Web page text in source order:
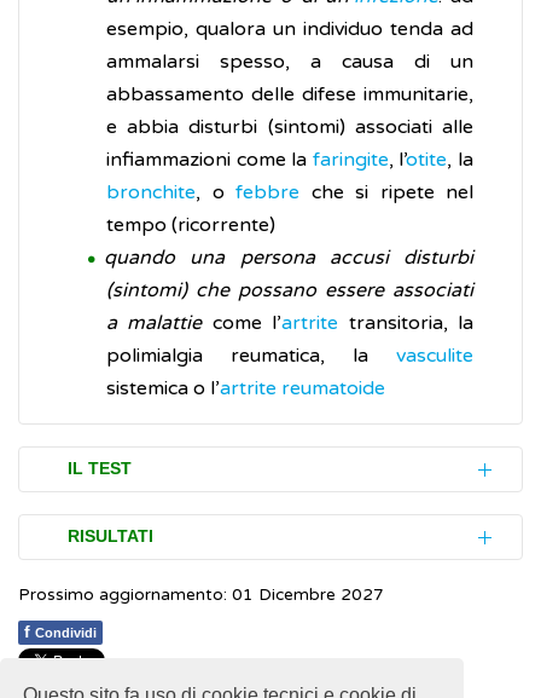
esempio, qualora un individuo tenda ad
ammalarsi spesso, a causa di un
abbassamento delle difese immunitarie,
e abbia disturbi (sintomi) associati alle
infiammazioni come la faringite, l’otite, la
bronchite, o febbre che si ripete nel
tempo (ricorrente)
quando una persona accusi disturbi
(sintomi) che possano essere associati
a malattiecome l’artrite transitoria, la
polimialgia reumatica, la vasculite
sistemica o l’artrite reumatoide
IL TEST
La VES è un esame molto semplice, non ha
controindicazioni e si effettua tramite un
semplice prelievo di una piccola quantità di
sangue (campione) da una vena del braccio.
Non è necessario essere a digiuno anche se,
RISULTATI
La VES è misurata in millimetri l’ora e i valori
normali (valori di riferimento) nei risultati
dell’analisi sono differenziati per sesso e per
Prossimo aggiornamento: 01 Dicembre 2027
f Condividi